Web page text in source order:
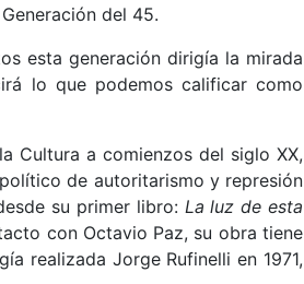
del 45.
esta generación dirigía la mirada
lo que podemos calificar como
Cultura a comienzos del siglo XX,
de autoritarismo y represión
su primer libro: La luz de esta
con Octavio Paz, su obra tiene
realizada Jorge Rufinelli en 1971,